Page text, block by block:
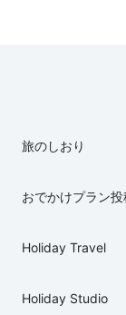
旅のしおり
おでかけプラン
Holiday Travel
Holiday Studio